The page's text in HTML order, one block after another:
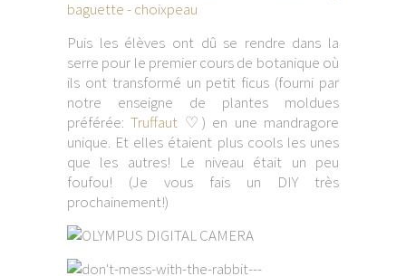
Puis les élèves ont dû se rendre dans la
serre pour le premier cours de botanique où
ils ont transformé un petit ficus (fourni par
notre enseigne de plantes moldues
préférée:Truffaut ♡) en une mandragore
unique. Et elles étaient plus cools les unes
que les autres! Le niveau était un peu
foufou! (Je vous fais un DIY très
prochainement!)